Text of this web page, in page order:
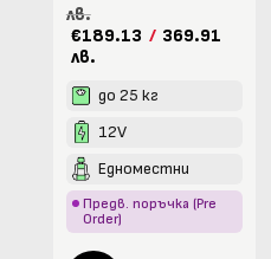
лв.
€189.13 / 369.91
лв.
до 25 кг
12V
Едноместни
Предв. поръчка (Pre
Order)